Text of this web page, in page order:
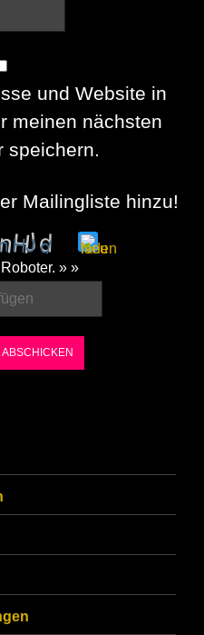
und Website in
meinen nächsten
speichern.
Mailingliste hinzu!
» »